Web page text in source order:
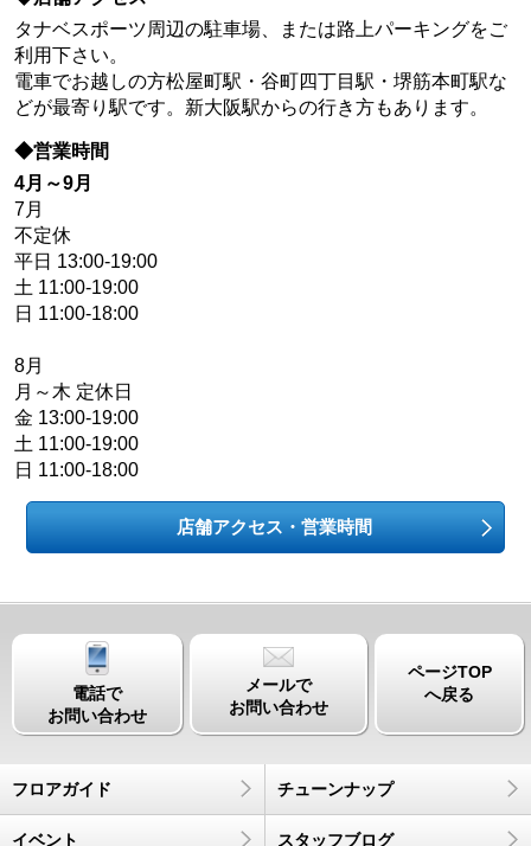
タナベスポーツ周辺の駐車場、または路上パーキングをご
利用下さい。
電車でお越しの方松屋町駅・谷町四丁目駅・堺筋本町駅な
どが最寄り駅です。新大阪駅からの行き方もあります。
◆営業時間
4月～9月
7月
不定休
平日 13:00-19:00
土 11:00-19:00
日 11:00-18:00
8月
月～木 定休日
金 13:00-19:00
土 11:00-19:00
日 11:00-18:00
店舗アクセス・営業時間
電話で
お問い合わせ
メールで
お問い合わせ
ページTOP
へ戻る
フロアガイド チューンナップ
イベント スタッフブログ